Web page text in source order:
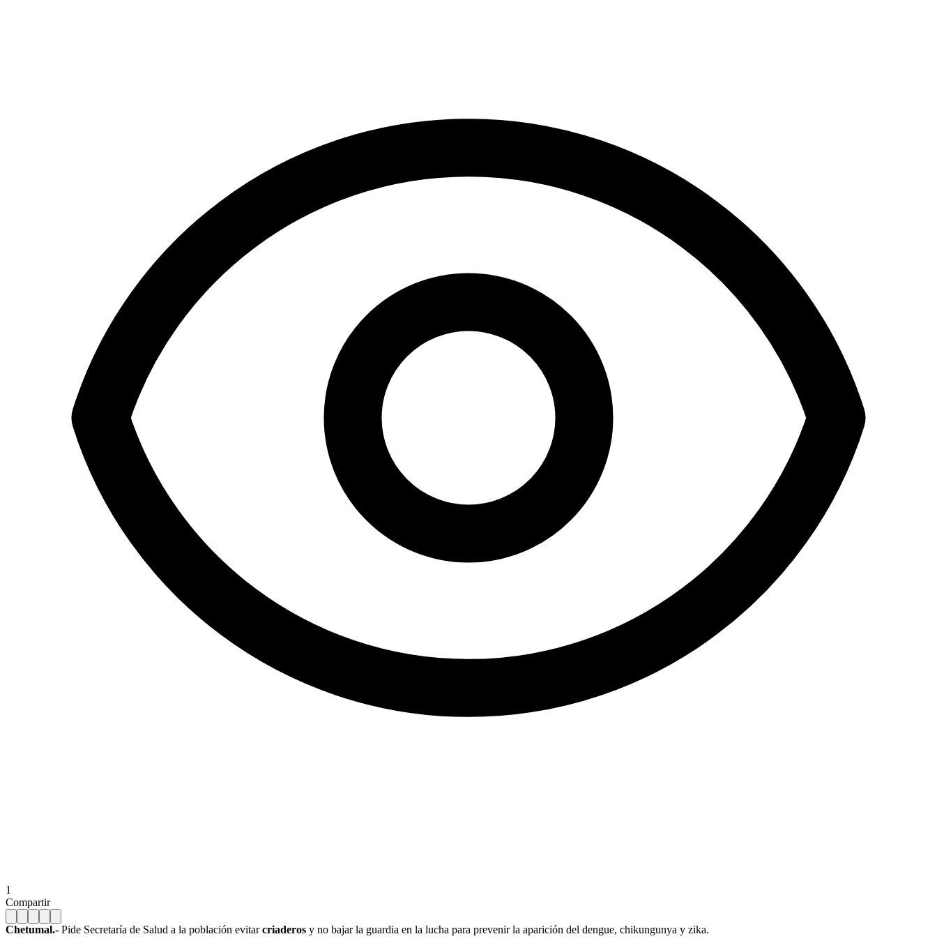
1
Compartir
Chetumal.- Pide Secretaría de Salud a la población evitarcriaderos y no bajar la guardia en la lucha para prevenir la aparición del dengue, chikungunya y zika.